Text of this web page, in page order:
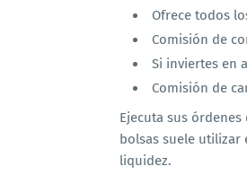
Ofrece todos
Comisión de
Si inviertes en
Comisión de
Ejecuta sus
bolsas suele utilizar
liquidez.